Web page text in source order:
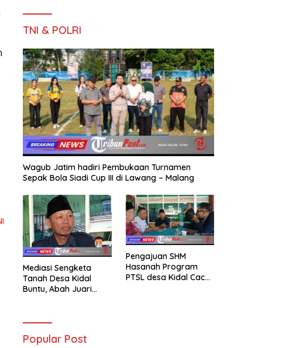
TNI & POLRI
Wagub Jatim hadiri Pembukaan Turnamen
Sepak Bola Siadi Cup III di Lawang – Malang
Mediasi Sengketa
Tanah Desa Kidal
Buntu, Abah Juari
Jadikan Kesalahan
Membatalkan Hak
Pengajuan SHM
Hasanah Program
PTSL desa Kidal Cacat
Popular Post